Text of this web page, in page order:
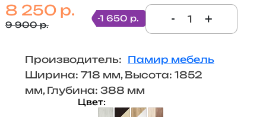
8 250 р.
9 900 р.
-1 650 р. - +
Производитель: Памир мебель
Ширина: 718 мм, Высота: 1852
мм, Глубина: 388 мм
Цвет